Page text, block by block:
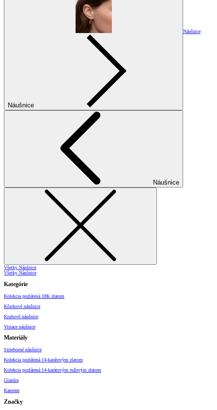
Náušnice
Náušnice
Náušnice
Všetky Náušnice
Všetky Náušnice
Kategórie
Kolekcia pozlátená 18K zlatom
Kôstkové náušnice
Kruhové náušnice
Visiace náušnice
Materiály
Strieborné náušnice
Kolekcia pozlátená 14-karátovým zlatom
Kolekcia pozlátená 14-karátovým ružovým zlatom
Glazúra
Kamene
Značky